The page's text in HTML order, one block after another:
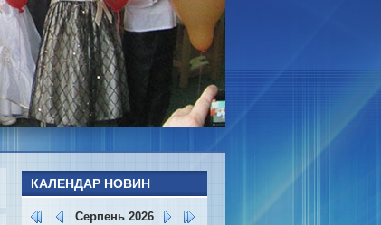
КАЛЕНДАР НОВИН
Серпень 2026